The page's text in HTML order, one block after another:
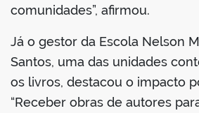
comunidades”, afirmou.
Já o gestor da Escola Nelson
Santos, uma das unidades
os livros, destacou o impacto
“Receber obras de autores